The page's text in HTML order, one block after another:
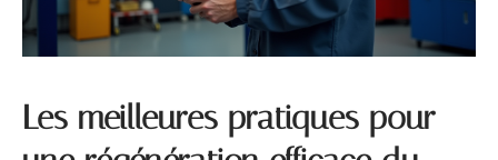
Les meilleures pratiques pour